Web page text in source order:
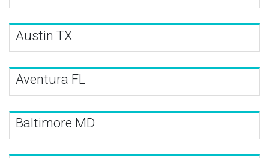
Austin TX
Aventura FL
Baltimore MD